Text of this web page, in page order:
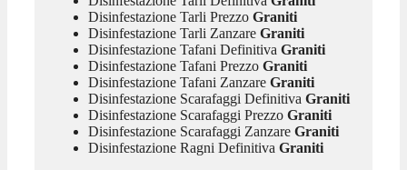
Disinfestazione Tarli PrezzoGraniti
Disinfestazione Tarli ZanzareGraniti
Disinfestazione Tafani Definitiva Graniti
Disinfestazione Tafani PrezzoGraniti
Disinfestazione Tafani ZanzareGraniti
Disinfestazione Scarafaggi Definitiva Graniti
Disinfestazione Scarafaggi PrezzoGraniti
Disinfestazione Scarafaggi ZanzareGraniti
Disinfestazione Ragni Definitiva Graniti